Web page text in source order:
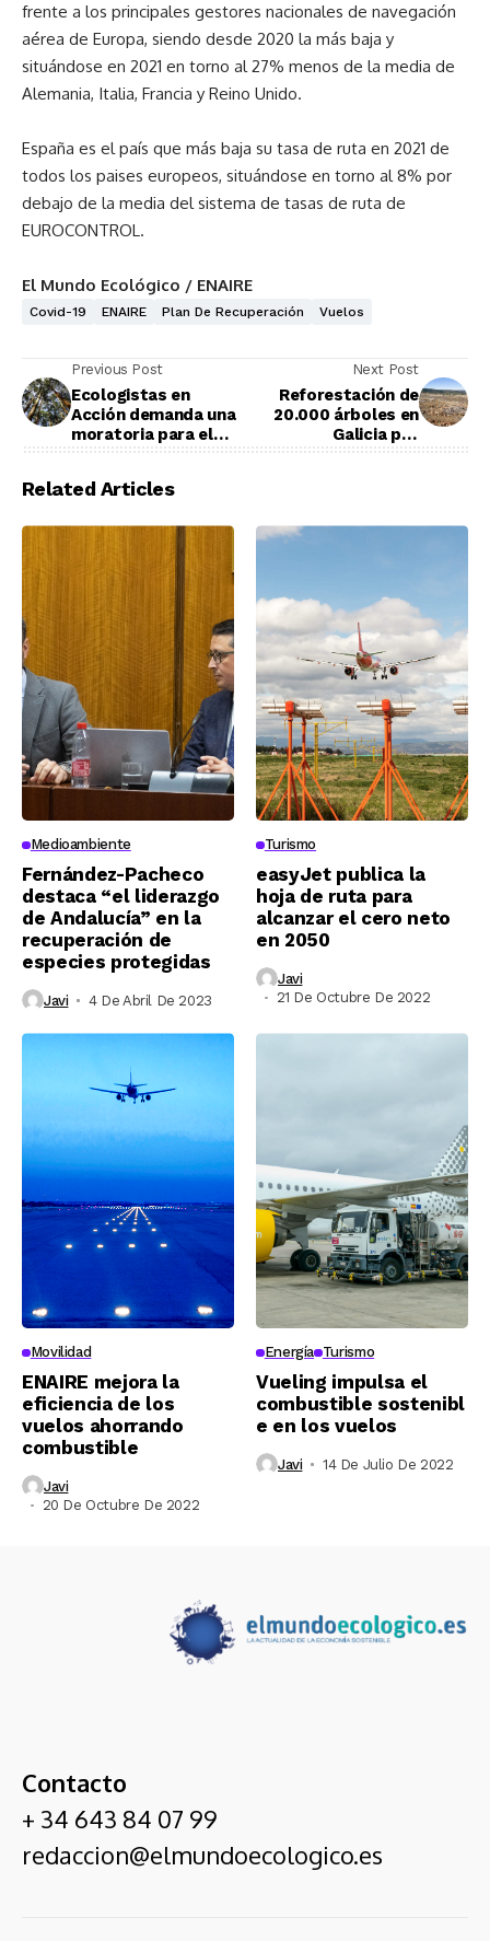
frente a los principales gestores nacionales de navegación
aérea de Europa, siendo desde 2020 la más baja y
situándose en 2021 en torno al 27% menos de la media de
Alemania, Italia, Francia y Reino Unido.
España es el país que más baja su tasa de ruta en 2021 de
todos los paises europeos, situándose en torno al 8% por
debajo de la media del sistema de tasas de ruta de
EUROCONTROL.
El Mundo Ecológico / ENAIRE
Covid-19 ENAIRE Plan De Recuperación Vuelos
Previous Post
Ecologistas en
Acción demanda una
moratoria para el
Next Post
Reforestación de
20.000 árboles en
Galicia por
Related Articles
Medioambiente
Fernández-Pacheco
destaca “el liderazgo
de Andalucía” en la
recuperación de
especies protegidas
Javi 4 De Abril De 2023
Turismo
easyJet publica la
hoja de ruta para
alcanzar el cero neto
en 2050
Javi
21 De Octubre De 2022
Movilidad
ENAIRE mejora la
eficiencia de los
vuelos ahorrando
combustible
Javi
20 De Octubre De 2022
Energía Turismo
Vueling impulsa el
combustible sostenibl
e en los vuelos
Javi 14 De Julio De 2022
Contacto
+ 34 643 84 07 99
redaccion@elmundoecologico.es